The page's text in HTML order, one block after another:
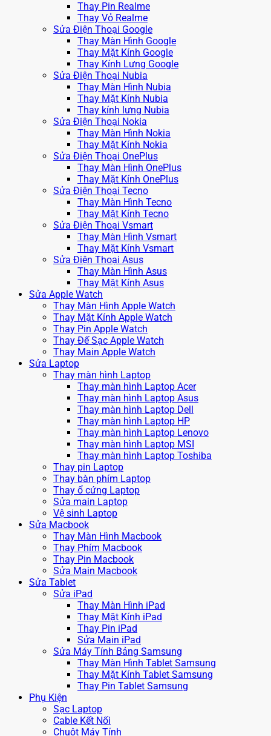
Thay Pin Realme
Thay Vỏ Realme
Sửa Điện Thoại Google
Thay Màn Hình Google
Thay Mặt Kính Google
Thay Kính Lưng Google
Sửa Điện Thoại Nubia
Thay Màn Hình Nubia
Thay Mặt Kính Nubia
Thay kính lưng Nubia
Sửa Điện Thoại Nokia
Thay Màn Hình Nokia
Thay Mặt Kính Nokia
Sửa Điện Thoại OnePlus
Thay Màn Hình OnePlus
Thay Mặt Kính OnePlus
Sửa Điện Thoại Tecno
Thay Màn Hình Tecno
Thay Mặt Kính Tecno
Sửa Điện Thoại Vsmart
Thay Màn Hình Vsmart
Thay Mặt Kính Vsmart
Sửa Điện Thoại Asus
Thay Màn Hình Asus
Thay Mặt Kính Asus
Sửa Apple Watch
Thay Màn Hình Apple Watch
Thay Mặt Kính Apple Watch
Thay Pin Apple Watch
Thay Đế Sạc Apple Watch
Thay Main Apple Watch
Sửa Laptop
Thay màn hình Laptop
Thay màn hình Laptop Acer
Thay màn hình Laptop Asus
Thay màn hình Laptop Dell
Thay màn hình Laptop HP
Thay màn hình Laptop Lenovo
Thay màn hình Laptop MSI
Thay màn hình Laptop Toshiba
Thay pin Laptop
Thay bàn phím Laptop
Thay ổ cứng Laptop
Sửa main Laptop
Vệ sinh Laptop
Sửa Macbook
Thay Màn Hình Macbook
Thay Phím Macbook
Thay Pin Macbook
Sửa Main Macbook
Sửa Tablet
Sửa iPad
Thay Màn Hình iPad
Thay Mặt Kính iPad
Thay Pin iPad
Sửa Main iPad
Sửa Máy Tính Bảng Samsung
Thay Màn Hình Tablet Samsung
Thay Mặt Kính Tablet Samsung
Thay Pin Tablet Samsung
Phụ Kiện
Sạc Laptop
Cable Kết Nối
Chuột Máy Tính